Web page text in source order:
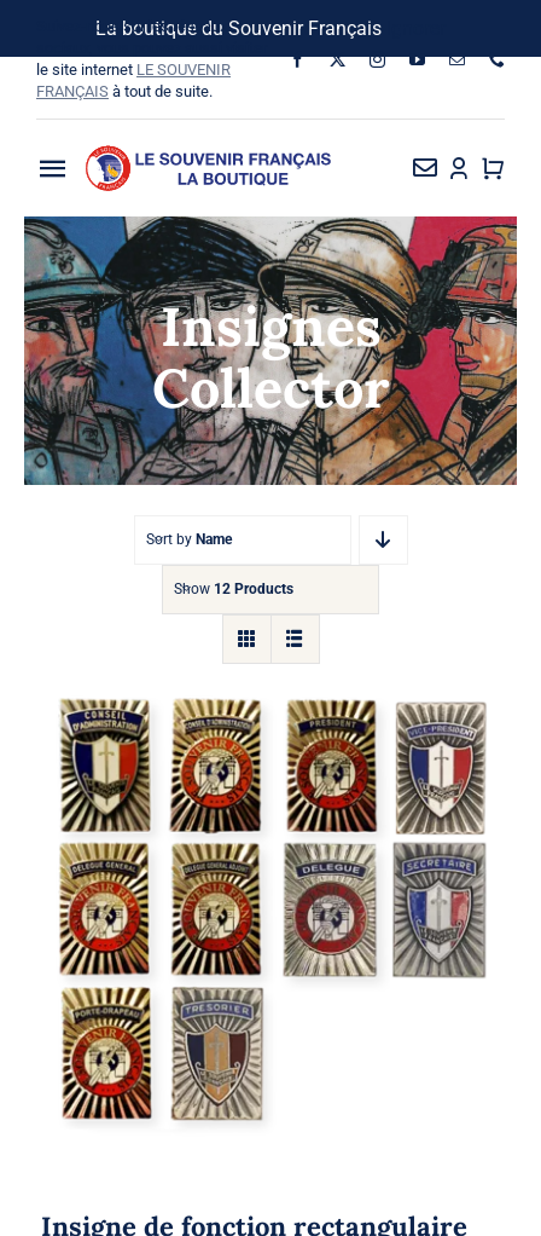
La boutique du Souvenir Français
contenu
Suivez-nous sur les réseaux
le site internet LE SOUVENIR
FRANÇAIS à tout de suite.
Toggle
Navigation
La Boutique
Vins SF-Bardins
Boîte à idées
Bon de commande
Insignes
Collector
Sort by Name
Show 12 Products
Insigne de fonction rectangulaire
Collector
Insigne de fonction rectangulaire